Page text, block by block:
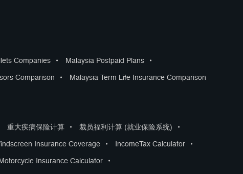
Companies • Malaysia Postpaid Plans •
Comparison • Malaysia Term Life Insurance Comparison
重大疾病保险计算 • 裁员福利计算 (就业保险系统) •
Insurance Coverage • IncomeTax Calculator •
Motorcycle Insurance Calculator •